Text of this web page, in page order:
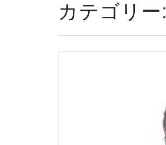
カテゴリー: